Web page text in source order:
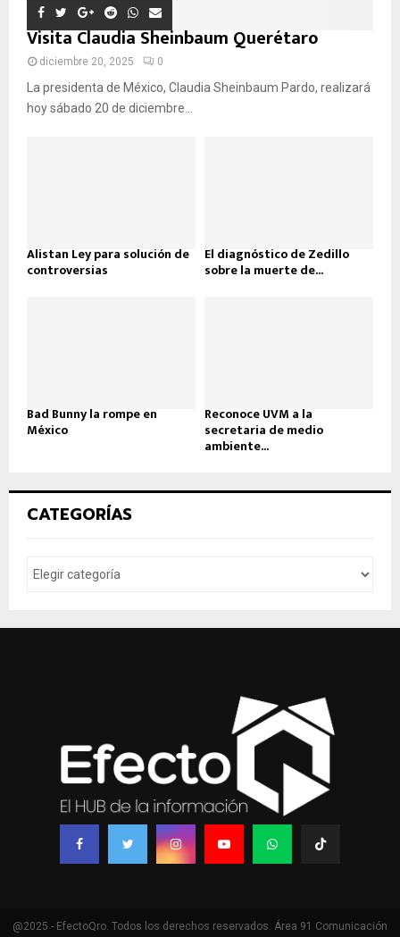
Visita Claudia Sheinbaum Querétaro
diciembre 20, 2025 0
La presidenta de México, Claudia Sheinbaum Pardo, realizará
hoy sábado 20 de diciembre...
Alistan Ley para solución de
controversias
El diagnóstico de Zedillo
sobre la muerte de...
Bad Bunny la rompe en
México
Reconoce UVM a la
secretaria de medio
ambiente...
CATEGORÍAS
@2025 - EfectoQro. Todos los derechos reservados. Área 91 Comunicación